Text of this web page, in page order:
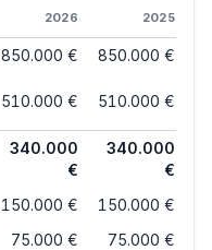
2026 2025
850.000 €
850.000 €
510.000 € 510.000 €
340.000
€
340.000
€
150.000 €
150.000 €
75.000 € 75.000 €